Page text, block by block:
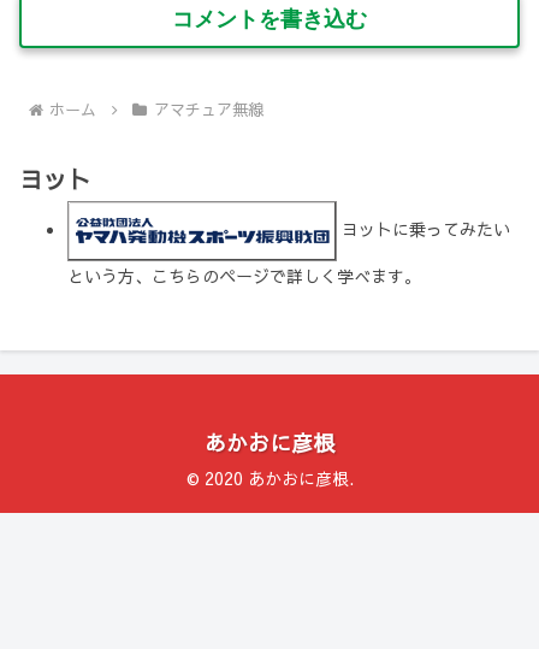
コメントを書き込む
ホーム アマチュア無線
ヨット
ヨットに乗ってみたい
という方、こちらのページで詳しく学べます。
あかおに彦根
© 2020 あかおに彦根.